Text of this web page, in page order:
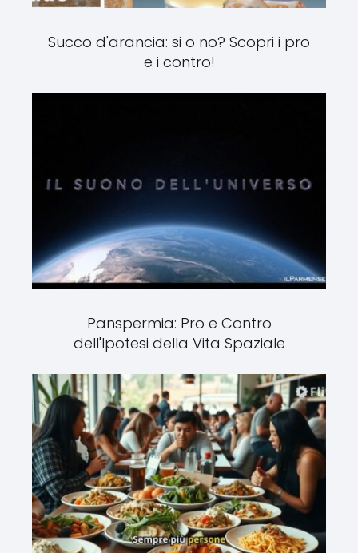
Succo d'arancia: si o no? Scopri i pro
e i contro!
Panspermia: Pro e Contro
dell'Ipotesi della Vita Spaziale